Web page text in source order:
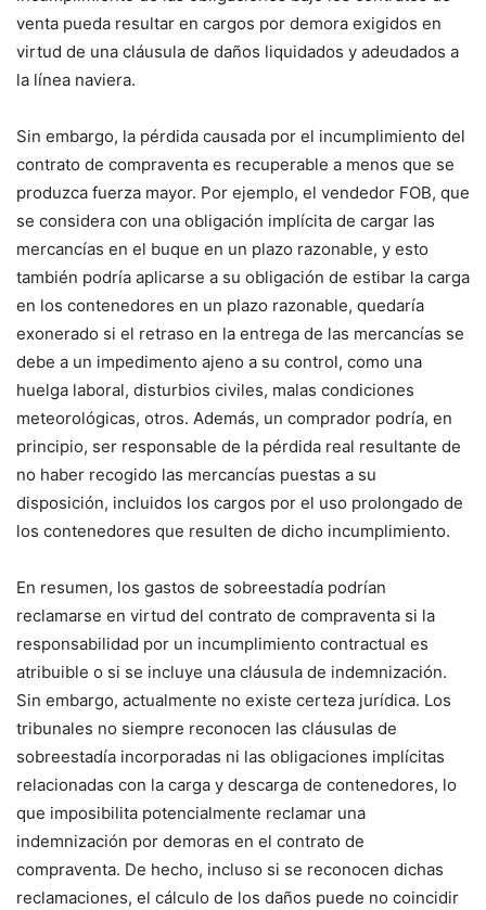
venta pueda resultar en cargos por demora exigidos en
virtud de una cláusula de daños liquidados y adeudados a
la línea naviera.
Sin embargo, la pérdida causada por el incumplimiento del
contrato de compraventa es recuperable a menos que se
produzca fuerza mayor. Por ejemplo, el vendedor FOB, que
se considera con una obligación implícita de cargar las
mercancías en el buque en un plazo razonable, y esto
también podría aplicarse a su obligación de estibar la carga
en los contenedores en un plazo razonable, quedaría
exonerado si el retraso en la entrega de las mercancías se
debe a un impedimento ajeno a su control, como una
huelga laboral, disturbios civiles, malas condiciones
meteorológicas, otros. Además, un comprador podría, en
principio, ser responsable de la pérdida real resultante de
no haber recogido las mercancías puestas a su
disposición, incluidos los cargos por el uso prolongado de
los contenedores que resulten de dicho incumplimiento.
En resumen, los gastos de sobreestadía podrían
reclamarse en virtud del contrato de compraventa si la
responsabilidad por un incumplimiento contractual es
atribuible o si se incluye una cláusula de indemnización.
Sin embargo, actualmente no existe certeza jurídica. Los
tribunales no siempre reconocen las cláusulas de
sobreestadía incorporadas ni las obligaciones implícitas
relacionadas con la carga y descarga de contenedores, lo
que imposibilita potencialmente reclamar una
indemnización por demoras en el contrato de
compraventa. De hecho, incluso si se reconocen dichas
reclamaciones, el cálculo de los daños puede no coincidir